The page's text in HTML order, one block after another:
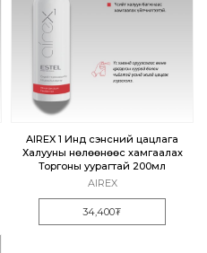
AIREX
AIREX 1 Индүү сэнсний цацлага
Халууны нөлөөнөөс хамгаалах
Торгоны уурагтай 200мл
34,400₮